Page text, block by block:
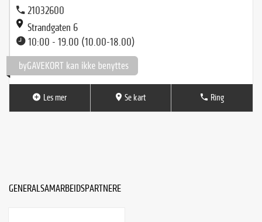
21032600
Strandgaten 6
10:00 - 19.00 (10.00-18.00)
Les mer Se kart Ring
GENERALSAMARBEIDSPARTNERE